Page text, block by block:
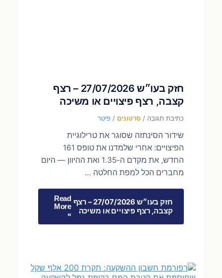
חזק בעו״ש 27/07/2026 – רצף
קצבה, רצף פיצויים או משיכה
כתיבת תגובה /סרטונים /פיטר
שידור הסינתזה שסוגר את טרילוגיית
הפיצויים: אחרי שלמדנו את טופס 161
החדש, את מקדם ה-1.35 ואת ההיוון — היום
מחברים הכל למפת החלטה …
חזק בעו״ש 27/07/2026 – רצף
קצבה, רצף פיצויים או משיכה
Read
More
»